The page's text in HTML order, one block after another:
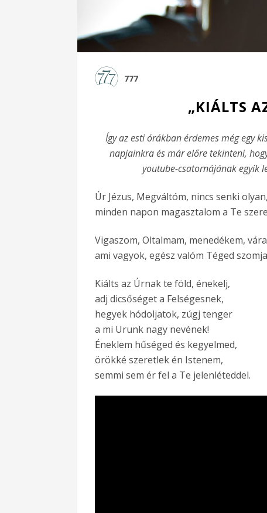
777
„KIÁLTS
Így az esti órákban érdemes még egy
napjainkra és már előre tekinteni,
youtube-csatornájának egyik
Úr Jézus, Megváltóm, nincs senki
minden napon magasztalom a Te
Vigaszom, Oltalmam, menedékem,
ami vagyok, egész valóm Téged
Kiálts az Úrnak te föld, énekelj,
adj dicsőséget a Felségesnek,
hegyek hódoljatok, zúgj tenger
a mi Urunk nagy nevének!
Éneklem hűséged és kegyelmed,
örökké szeretlek én Istenem,
semmi sem ér fel a Te jelenléteddel.